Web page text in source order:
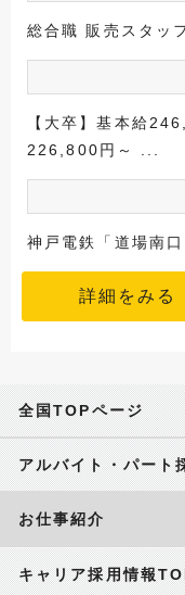
総合職 販売スタッ
【大卒】基本給
226,800円～ ...
神戸電鉄「道場南
詳細をみる
全国TOPページ
アルバイト・パート
お仕事紹介
キャリア採用情報